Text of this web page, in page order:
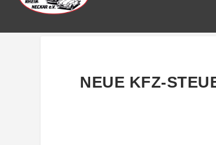
NEUE KFZ-